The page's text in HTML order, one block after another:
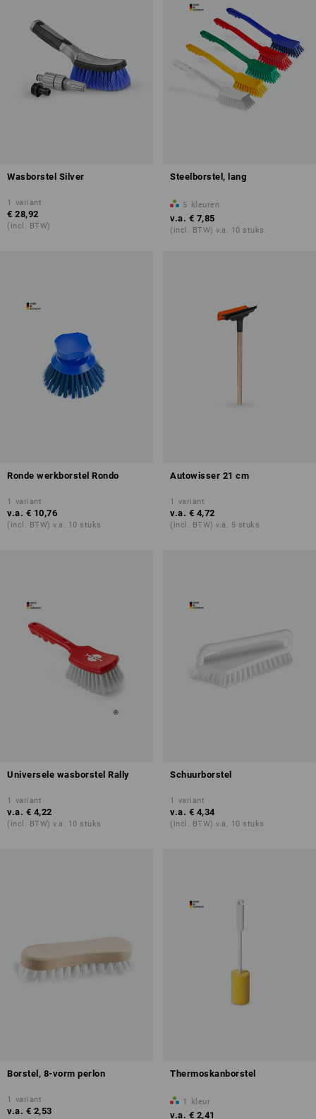
Wasborstel Silver
1 variant
€ 28,92
(incl. BTW)
Steelborstel, lang
5 kleuren
v.a. € 7,85
(incl. BTW) v.a. 10 stuks
Ronde werkborstel Rondo
1 variant
v.a. € 10,76
(incl. BTW) v.a. 10 stuks
Autowisser 21 cm
1 variant
v.a. € 4,72
(incl. BTW) v.a. 5 stuks
Universele wasborstel Rally
1 variant
v.a. € 4,22
(incl. BTW) v.a. 10 stuks
Schuurborstel
1 variant
v.a. € 4,34
(incl. BTW) v.a. 10 stuks
Borstel, 8-vorm perlon
1 variant
v.a. € 2,53
Thermoskanborstel
1 kleur
v.a. € 2,41